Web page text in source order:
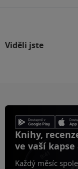
Viděli jste
Knihy,
ve vaší kapse
Každý měsíc